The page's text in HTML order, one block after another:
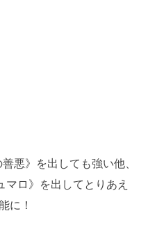
悪》を出しても強い他、
マロ》を出してとりあえ
に！